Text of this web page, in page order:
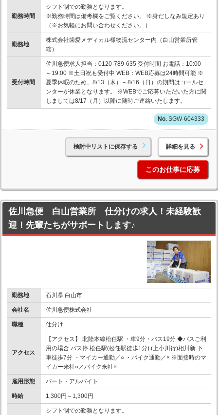
勤務時間
シフト制での勤務となります。
※勤務時間は備考欄をご覧ください。 ※身だしなみ規定あり
（※お気軽にお問い合わせください。）
勤務地
株式会社歯愛メディカル様物流センター内（白山営業所管
轄）
受付時間
佐川急便求人担当：0120-789-635 受付時間 お電話：10:00
～19:00 ※土日祝も受付中 WEB：WEB応募は24時間可能 ※
夏季休暇のため、8/13（木）～8/16（日）の期間はコールセ
ンターが休業となります。 ※WEBでご応募いただいた方に関
しましては8/17（月）以降に随時ご連絡いたします。
SGW-604333
検討中リストに保存する 詳細を見る
このお仕事に応募
佐川急便 白山営業所 仕分けの求人！未経験歓
迎！先輩たちがサポートします♪
勤務地 石川県 白山市
会社名 佐川急便株式会社
職種 仕分け
アクセス
【アクセス】 北陸本線松任駅 ・車9分・バス19分 ◆バスご利
用の場合 バス停 松任駅(松任駅徒歩1分) (上小川行)相川新 下
車徒歩7分 ・マイカー通勤／○ ・バイク通勤／× ※面接時のマ
イカー来社○／バイク来社×
雇用形態 パート・アルバイト
時給 1,300円～1,300円
シフト制での勤務となります。